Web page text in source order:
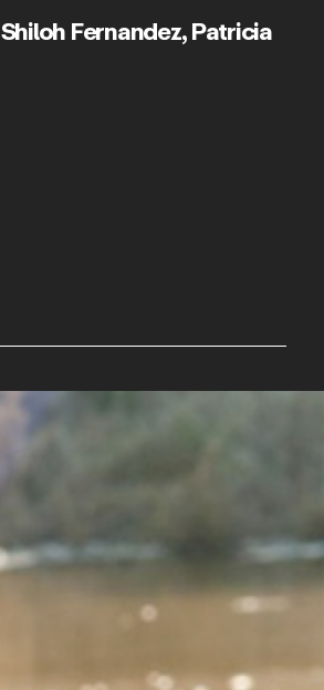
Shiloh Fernandez,Patricia